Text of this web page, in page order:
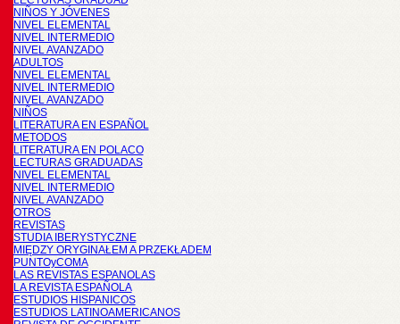
NIÑOS Y JÓVENES
NIVEL ELEMENTAL
NIVEL INTERMEDIO
NIVEL AVANZADO
ADULTOS
NIVEL ELEMENTAL
NIVEL INTERMEDIO
NIVEL AVANZADO
NIÑOS
LITERATURA EN ESPAÑOL
METODOS
LITERATURA EN POLACO
LECTURAS GRADUADAS
NIVEL ELEMENTAL
NIVEL INTERMEDIO
NIVEL AVANZADO
OTROS
REVISTAS
STUDIA IBERYSTYCZNE
MIĘDZY ORYGINAŁEM A PRZEKŁADEM
PUNTOyCOMA
LAS REVISTAS ESPANOLAS
LA REVISTA ESPAÑOLA
ESTUDIOS HISPANICOS
ESTUDIOS LATINOAMERICANOS